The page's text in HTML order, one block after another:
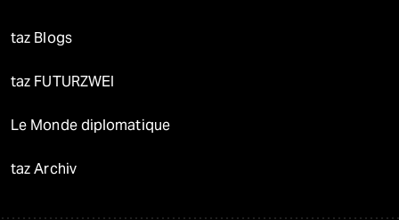
taz Blogs
taz FUTURZWEI
Le Monde diplomatique
taz Archiv